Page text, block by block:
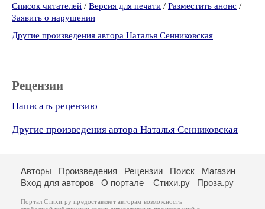
Список читателей / Версия для печати / Разместить анонс /
Заявить о нарушении
Другие произведения автора Наталья Сенниковская
Рецензии
Написать рецензию
Другие произведения автора Наталья Сенниковская
Авторы Произведения Рецензии Поиск
Магазин
Вход для авторов
О портале Стихи.ру Проза.ру
Портал Стихи.ру предоставляет авторам возможность